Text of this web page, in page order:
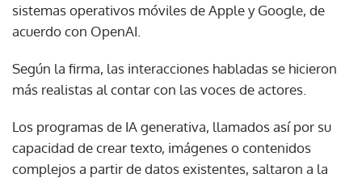
sistemas operativos móviles de Apple y Google, de
acuerdo con OpenAI.
Según la firma, las interacciones habladas se hicieron
más realistas al contar con las voces de actores.
Los programas de IA generativa, llamados así por su
capacidad de crear texto, imágenes o contenidos
complejos a partir de datos existentes, saltaron a la